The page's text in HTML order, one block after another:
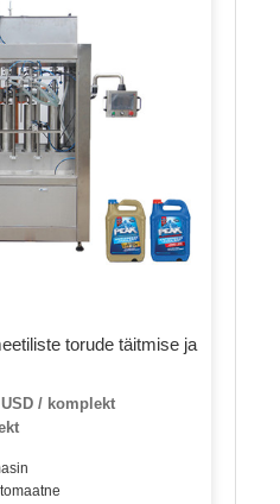
torude täitmise ja
USD / komplekt